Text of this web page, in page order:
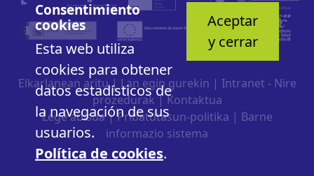
Consentimiento
cookies
Esta web utiliza
cookies para obtener
datos estadísticos de
la navegación de sus
usuarios.
Política de cookies.
Aceptar
y cerrar
Elkarlanean aritu| Lan egin gurekin | Intranet - Nire
prozedurak|Kontaktua
Lege abisua|Pribatutasun-politika | Barne
informazio sistema